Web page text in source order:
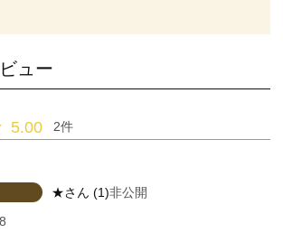
ュー
5.00 2
★ 1 非公開